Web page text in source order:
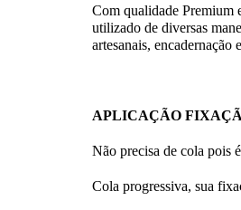
Com qualidade Premium
utilizado de diversas
artesanais, encadernação
APLICAÇÃO
Não precisa de cola pois
Cola progressiva, sua